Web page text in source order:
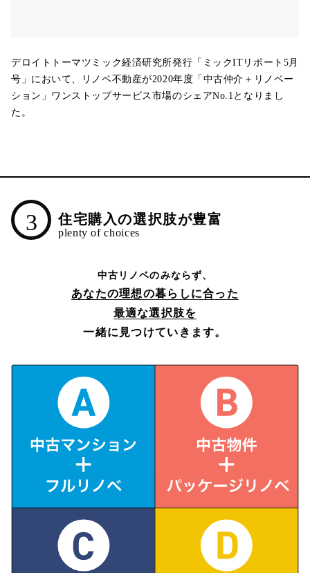
デロイトトーマツミック経済研究所発行「ミックITリポート5月
号」において、リノベ不動産が2020年度「中古仲介＋リノベー
ション」ワンストップサービス市場のシェアNo.1となりまし
た。
3 住宅購入の選択肢が豊富
中古リノベのみならず、
あなたの理想の暮らしに合った
最適な選択肢を
一緒に見つけていきます。